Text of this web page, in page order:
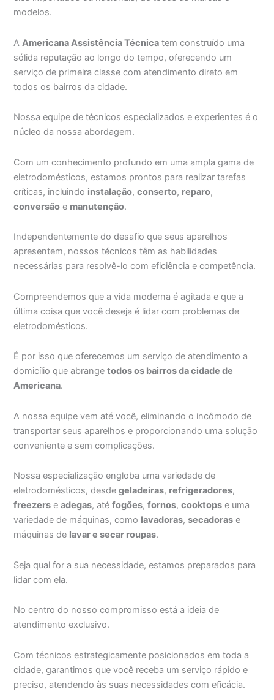
modelos.
A Americana Assistência Técnica tem construído uma
sólida reputação ao longo do tempo, oferecendo um
serviço de primeira classe com atendimento direto em
todos os bairros da cidade.
Nossa equipe de técnicos especializados e experientes é o
núcleo da nossa abordagem.
Com um conhecimento profundo em uma ampla gama de
eletrodomésticos, estamos prontos para realizar tarefas
críticas, incluindo instalação,conserto, reparo,
conversão e manutenção.
Independentemente do desafio que seus aparelhos
apresentem, nossos técnicos têm as habilidades
necessárias para resolvê-lo com eficiência e competência.
Compreendemos que a vida moderna é agitada e que a
última coisa que você deseja é lidar com problemas de
eletrodomésticos.
É por isso que oferecemos um serviço de atendimento a
domicílio que abrangetodos os bairros da cidade de
Americana.
A nossa equipe vem até você, eliminando o incômodo de
transportar seus aparelhos e proporcionando uma solução
conveniente e sem complicações.
Nossa especialização engloba uma variedade de
eletrodomésticos, desdegeladeiras, refrigeradores,
freezers eadegas, atéfogões,fornos,cooktops e uma
variedade de máquinas, como lavadoras,secadoras e
máquinas de lavar e secar roupas.
Seja qual for a sua necessidade, estamos preparados para
lidar com ela.
No centro do nosso compromisso está a ideia de
atendimento exclusivo.
Com técnicos estrategicamente posicionados em toda a
cidade, garantimos que você receba um serviço rápido e
preciso, atendendo às suas necessidades com eficácia.